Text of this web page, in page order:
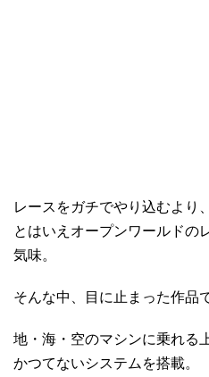
レースをガチでやり込むより
とはいえオープンワールドの
気味。
そんな中、目に止まった作品
地・海・空のマシンに乗れる
かつてないシステムを搭載。